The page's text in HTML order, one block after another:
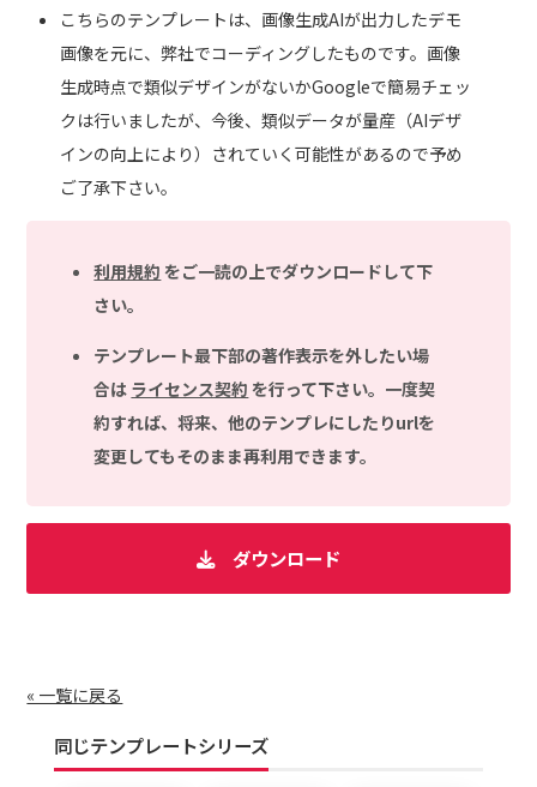
こちらのテンプレートは、画像生成AIが出力したデモ
画像を元に、弊社でコーディングしたものです。画像
生成時点で類似デザインがないかGoogleで簡易チェッ
クは行いましたが、今後、類似データが量産（AIデザ
インの向上により）されていく可能性があるので予め
ご了承下さい。
利用規約 をご一読の上でダウンロードして下
さい。
テンプレート最下部の著作表示を外したい場
合は ライセンス契約 を行って下さい。一度契
約すれば、将来、他のテンプレにしたりurlを
変更してもそのまま再利用できます。
ダウンロード
« 一覧に戻る
同じテンプレートシリーズ